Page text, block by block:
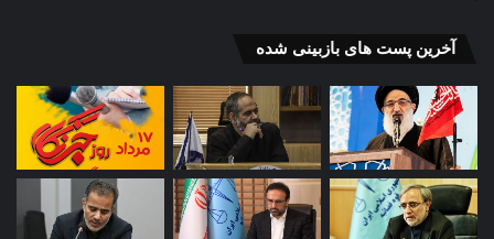
آخرین پست های بازبینی شده